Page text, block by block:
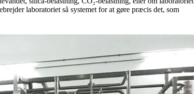
laboratoriet så systemet for at gøre præcis det, som